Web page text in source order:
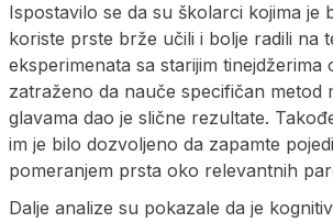
Ispostavilo se da su školarci kojima je
koriste prste brže učili i bolje radili na
eksperimenata sa starijim tinejdžerima
zatraženo da nauče specifičan metod
glavama dao je slične rezultate.
im je bilo dozvoljeno da zapamte
pomeranjem prsta oko relevantnih
Dalje analize su pokazale da je